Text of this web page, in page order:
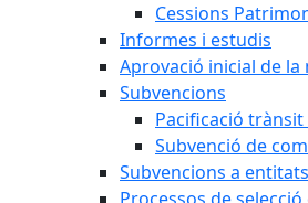
Cessions
Informes i estudis
Aprovació inicial de la
Subvencions
Pacificació
Subvenció de
Subvencions a entitats